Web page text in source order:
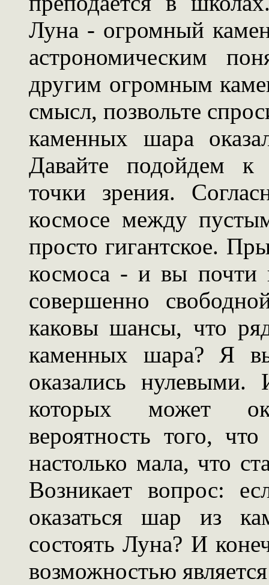
Луна - огромный
астрономическим
другим огромным
смысл, позвольте
каменных шара
Давайте подойдем к
точки зрения.
космосе между
просто гигантское.
космоса - и вы почти
совершенно
каковы шансы, что
каменных шара? Я
оказались
которых может
вероятность того,
настолько мала, что
Возникает вопрос:
оказаться шар из
состоять Луна? И
возможностью